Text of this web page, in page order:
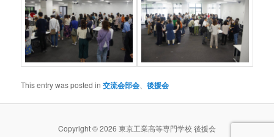
This entry was posted in交流会部会 、後援会
Copyright © 2026 東京工業高等専門学校 後援会